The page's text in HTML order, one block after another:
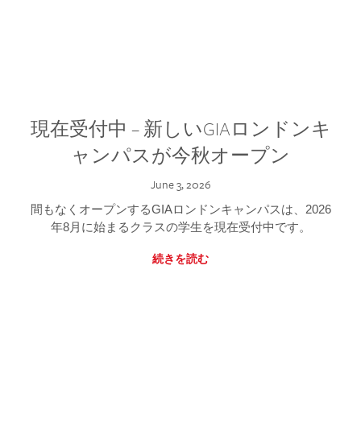
現在受付中 – 新しいGIAロンドンキ
ャンパスが今秋オープン
June 3, 2026
間もなくオープンするGIAロンドンキャンパスは、2026
年8月に始まるクラスの学生を現在受付中です。
続きを読む